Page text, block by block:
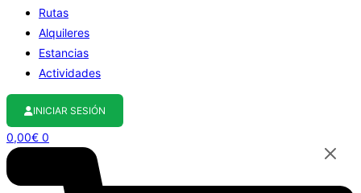
Rutas
Alquileres
Estancias
Actividades
INICIAR SESIÓN
0,00€ 0